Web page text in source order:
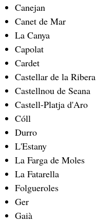
Canejan
Canet de Mar
La Canya
Capolat
Cardet
Castellar de la Ribera
Castellnou de Seana
Castell-Platja d'Aro
Cóll
Durro
L'Estany
La Farga de Moles
La Fatarella
Folgueroles
Ger
Gaià